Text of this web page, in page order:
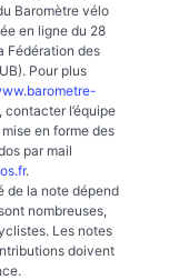
Baromètre vélo
en ligne du 28
Fédération des
Pour plus
l’équipe
en forme des
par mail
.
de la note dépend
nombreuses,
Les notes
doivent